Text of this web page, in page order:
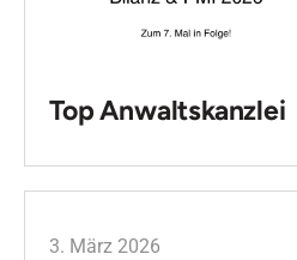
Top Anwaltskanzlei
3. März 2026